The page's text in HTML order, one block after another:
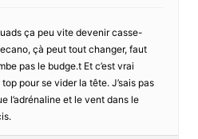
ça peu vite devenir casse-
çà peut tout changer, faut
pas le budge.t Et c’est vrai
top pour se vider la tête. J’sais pas
l’adrénaline et le vent dans le